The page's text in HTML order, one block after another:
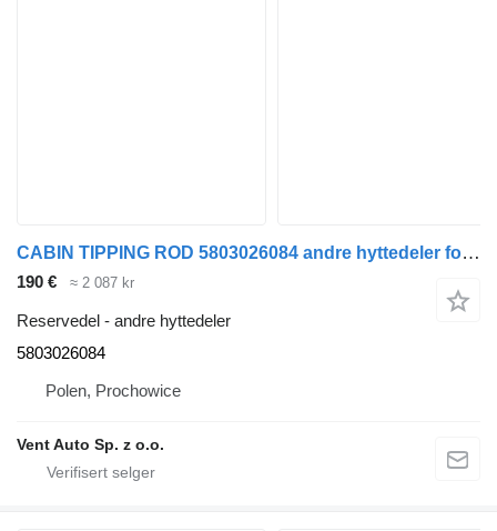
CABIN TIPPING ROD 5803026084 andre hyttedeler for IVECO S-WAY trekkvogn
190 € ≈ 2 087 kr
Reservedel - andre hyttedeler
5803026084
Polen, Prochowice
Vent Auto Sp. z o.o.